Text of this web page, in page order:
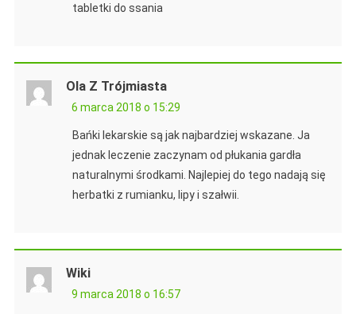
tabletki do ssania
Ola Z Trójmiasta
6 marca 2018 o 15:29
Bańki lekarskie są jak najbardziej wskazane. Ja
jednak leczenie zaczynam od płukania gardła
naturalnymi środkami. Najlepiej do tego nadają się
herbatki z rumianku, lipy i szałwii.
Wiki
9 marca 2018 o 16:57